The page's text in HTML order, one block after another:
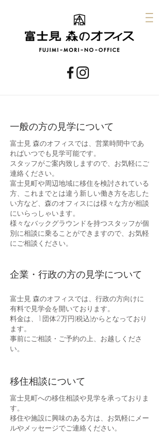
​一般の方の見学について
富士見 森のオフィスでは、営業時間中であ
ればいつでも見学可能です。
スタッフがご案内致しますので、お気軽にご
連絡ください。
富士見町や周辺地域に移住を検討されている
方、これまでとは違う新しい働き方を志した
い方など、森のオフィスには様々な方が相談
にいらっしゃいます。
様々なバックグラウンドを持つスタッフが個
別に相談に乗ることができますので、お気軽
にご相談ください。
企業・行政の方の見学について
富士見 森のオフィスでは、行政の方向けに
有料で見学会を開いております。
料金は、1団体2万円(税込)からとなっており
ます。
​事前にご相談・ご予約の上、お越しくださ
い。
移住相談について
富士見町への移住相談や見学を承っておりま
す。
移住や施設に興味のある方は、お気軽にメー
ルやメッセージでご連絡ください。